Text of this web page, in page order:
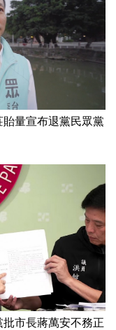
量宣布退黨民眾黨
市長蔣萬安不務正